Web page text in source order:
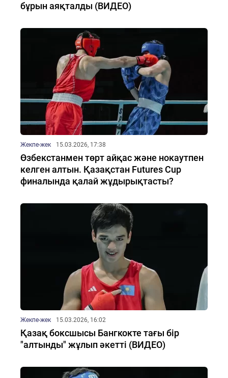
бұрын аяқталды (ВИДЕО)
Жекпе-жек 15.03.2026, 17:38
Өзбекстанмен төрт айқас және нокаутпен
келген алтын. Қазақстан Futures Cup
финалында қалай жұдырықтасты?
Жекпе-жек 15.03.2026, 16:02
Қазақ боксшысы Бангкокте тағы бір
"алтынды" жұлып әкетті (ВИДЕО)